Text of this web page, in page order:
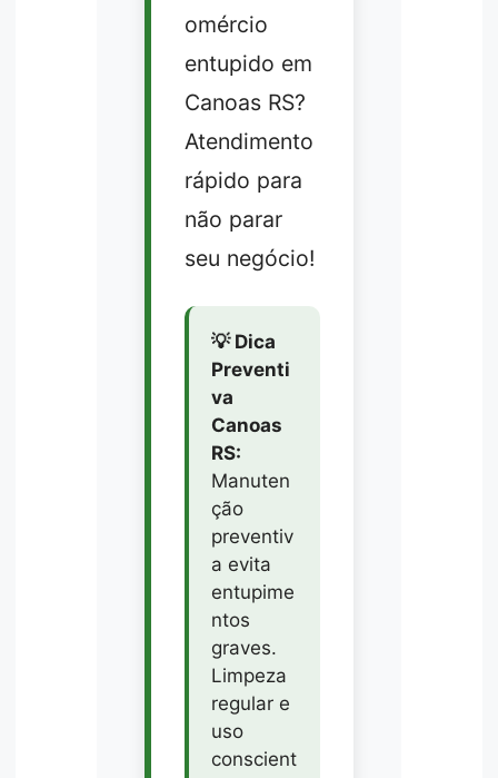
omércio
entupido em
Canoas RS?
Atendimento
rápido para
não parar
seu negócio!
💡 Dica
Preventi
va
Canoas
RS:
Manuten
ção
preventiv
a evita
entupime
ntos
graves.
Limpeza
regular e
uso
conscient